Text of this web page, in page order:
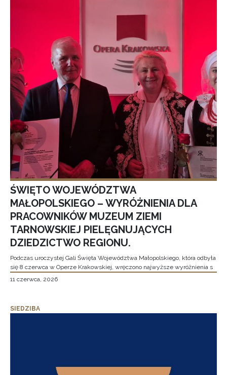
ŚWIĘTO WOJEWÓDZTWA
MAŁOPOLSKIEGO – WYRÓŻNIENIA DLA
PRACOWNIKÓW MUZEUM ZIEMI
TARNOWSKIEJ PIELĘGNUJĄCYCH
DZIEDZICTWO REGIONU.
Podczas uroczystej Gali Święta Województwa Małopolskiego, która odbyła
się 8 czerwca w Operze Krakowskiej, wręczono najwyższe wyróżnienia s
11 czerwca, 2026
SIEDZIBA